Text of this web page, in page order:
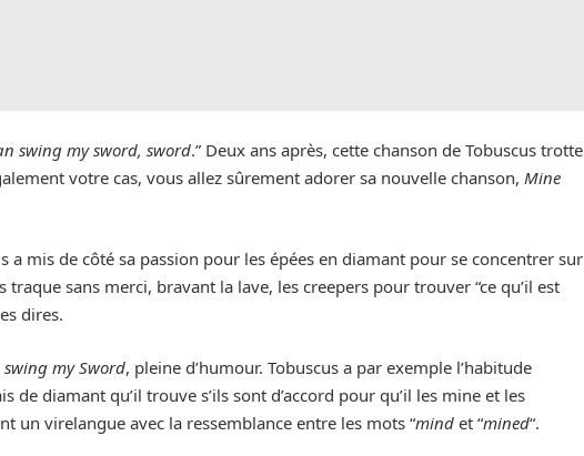
swing my sword, sword.” Deux ans après, cette chanson de Tobuscus trotte
votre cas, vous allez sûrement adorer sa nouvelle chanson,Mine
a mis de côté sa passion pour les épées en diamant pour se concentrer sur
sans merci, bravant la lave, les creepers pour trouver “ce qu’il est
dires.
my Sword, pleine d’humour. Tobuscus a par exemple l’habitude
de diamant qu’il trouve s’ils sont d’accord pour qu’il les mine et les
un virelangue avec la ressemblance entre les mots “mind et “mined“.